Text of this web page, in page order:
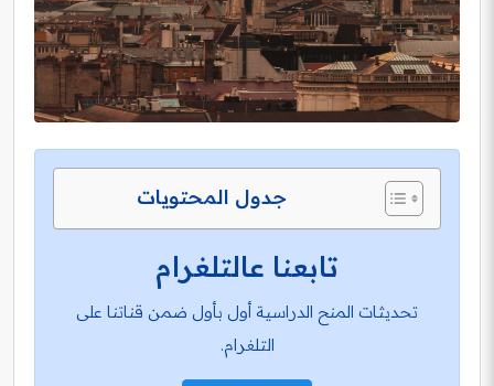
جدول المحتويات
تابعنا عالتلغرام
تحديثات المنح الدراسية أول بأول ضمن قناتنا على
التلغرام.